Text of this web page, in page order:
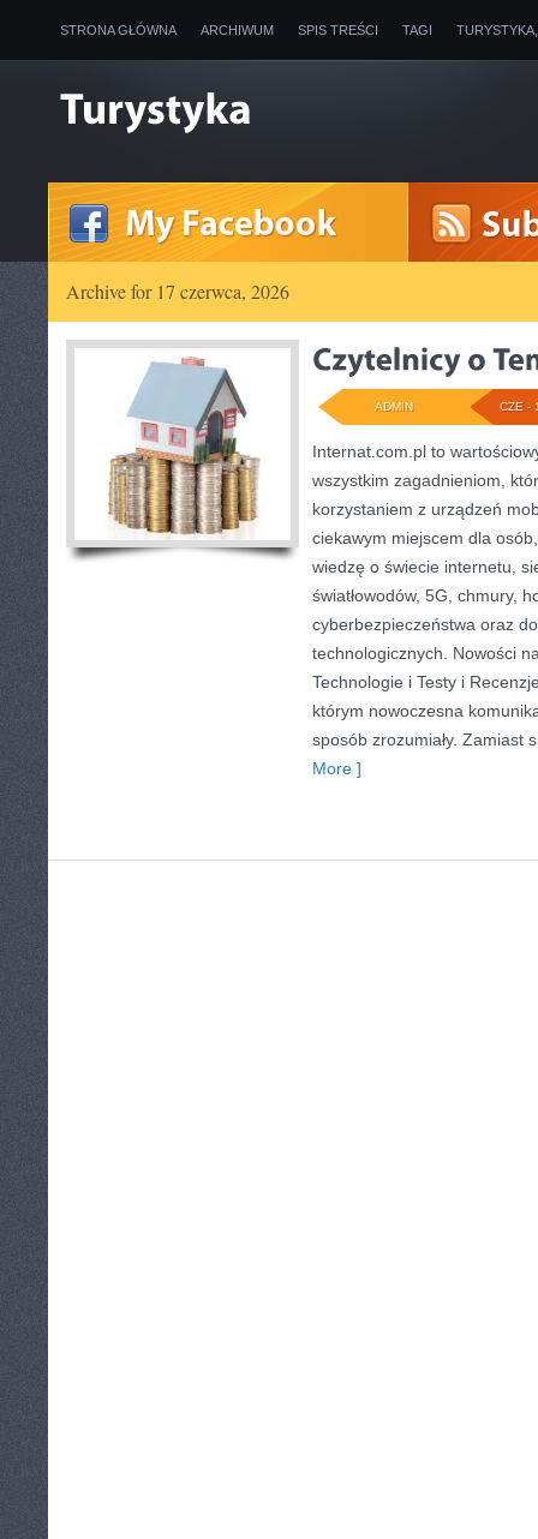
STRONA GŁÓWNA ARCHIWUM SPIS TREŚCI TAGI
Archive for 17 czerwca, 2026
CZE -
ADMIN
Internat.com.pl to
wszystkim zagadnieniom,
korzystaniem z urządzeń
ciekawym miejscem dla
wiedzę o świecie internetu,
światłowodów, 5G, chmury,
cyberbezpieczeństwa oraz
technologicznych. Nowości
Technologie i Testy i
którym nowoczesna
sposób zrozumiały. Zamiast
More ]